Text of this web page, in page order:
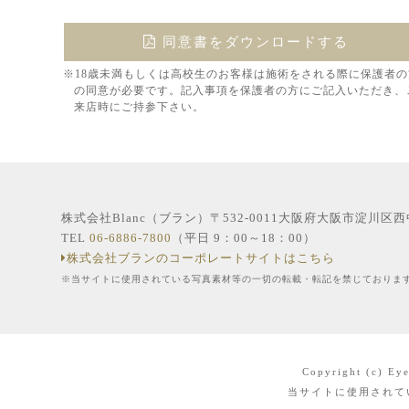
同意書をダウンロードする
※18歳未満もしくは高校生のお客様は施術をされる際に保護者
の同意が必要です。記入事項を保護者の方にご記入いただき、
来店時にご持参下さい。
株式会社Blanc（ブラン）〒532-0011大阪府大阪市淀川区
TEL06-6886-7800
（平日 9：00～18：00）
株式会社ブランのコーポレートサイトはこちら
※当サイトに使用されている写真素材等の一切の転載・転記を禁じておりま
Copyright (c)
当サイトに使用され